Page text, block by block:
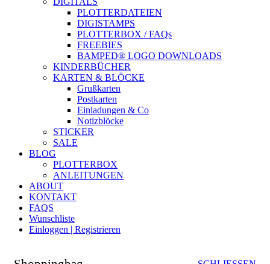
PLOTTERDATEIEN
DIGISTAMPS
PLOTTERBOX / FAQs
FREEBIES
BAMPED® LOGO DOWNLOADS
KINDERBÜCHER
KARTEN & BLÖCKE
Grußkarten
Postkarten
Einladungen & Co
Notizblöcke
STICKER
SALE
BLOG
PLOTTERBOX
ANLEITUNGEN
ABOUT
KONTAKT
FAQS
Wunschliste
Einloggen | Registrieren